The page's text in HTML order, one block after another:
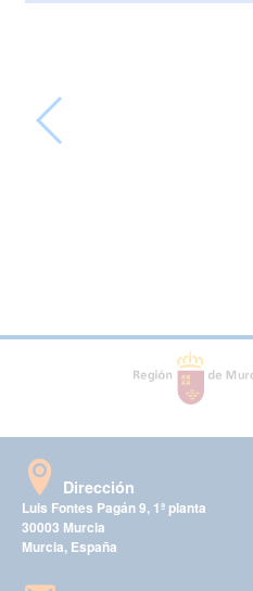
Dirección
Luis Fontes Pagán 9, 1ª planta
30003 Murcia
Murcia, España